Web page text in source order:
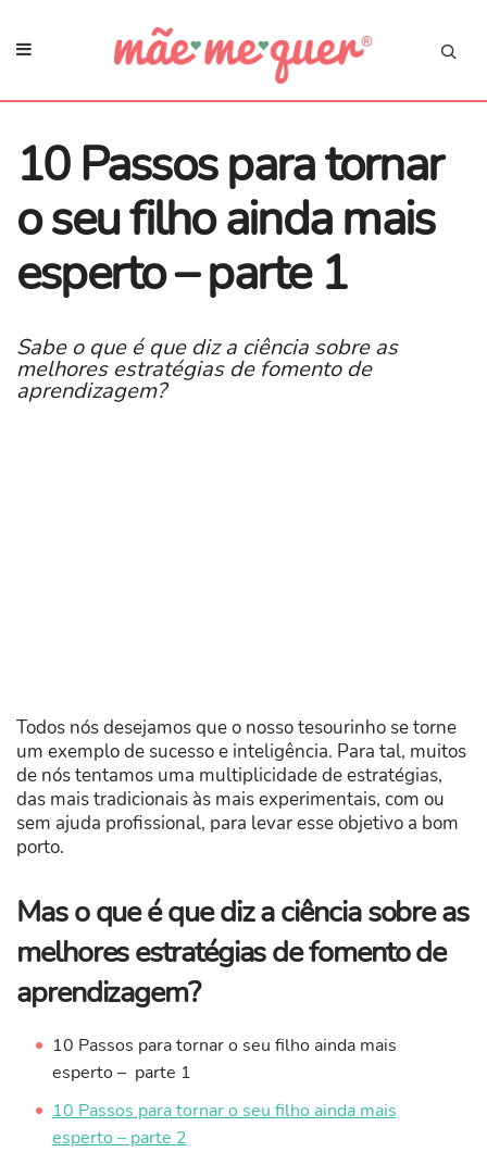
10 Passos para tornar
o seu filho ainda mais
esperto – parte 1
Sabe o que é que diz a ciência sobre as
melhores estratégias de fomento de
aprendizagem?
Todos nós desejamos que o nosso tesourinho se torne
um exemplo de sucesso e inteligência. Para tal, muitos
de nós tentamos uma multiplicidade de estratégias,
das mais tradicionais às mais experimentais, com ou
sem ajuda profissional, para levar esse objetivo a bom
porto.
Mas o que é que diz a ciência sobre as
melhores estratégias de fomento de
aprendizagem?
10 Passos para tornar o seu filho ainda mais
esperto – parte 1
10 Passos para tornar o seu filho ainda mais
esperto – parte 2